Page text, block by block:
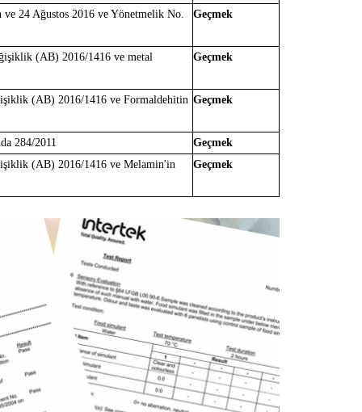
24 Ağustos 2016 ve Yönetmelik No.
Geçmek
(AB) 2016/1416 ve metal Geçmek
(AB) 2016/1416 ve Formaldehitin Geçmek
284/2011
Geçmek
(AB) 2016/1416 ve Melamin'in
Geçmek